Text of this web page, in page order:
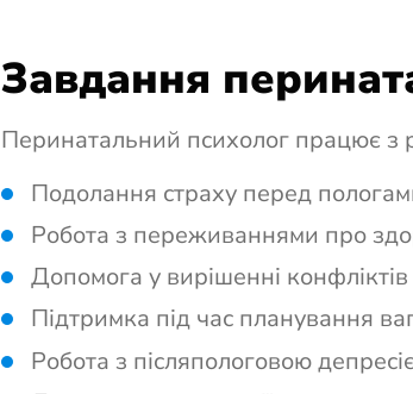
Завдання
Перинатальний психолог працює з
Подолання страху перед
Робота з переживаннями про
Допомога у вирішенні
Підтримка під час планування
Робота з післяпологовою